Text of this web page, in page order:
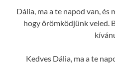
Dália, ma a te napod van,
hogy örömködjünk veled.
Kedves Dália, ma a te